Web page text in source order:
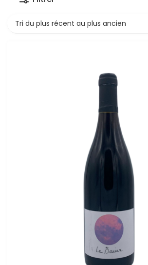
Tri du plus récent au plus ancien